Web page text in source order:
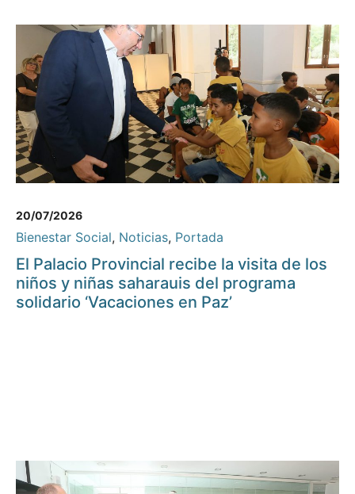
20/07/2026
Bienestar Social, Noticias, Portada
El Palacio Provincial recibe la visita de los
niños y niñas saharauis del programa
solidario ‘Vacaciones en Paz’